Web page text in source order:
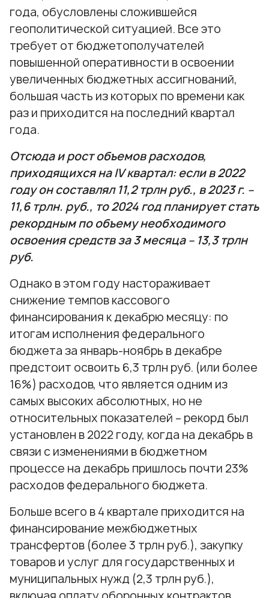
года, обусловлены сложившейся
геополитической ситуацией. Все это
требует от бюджетополучателей
повышенной оперативности в освоении
увеличенных бюджетных ассигнований,
большая часть из которых по времени как
раз и приходится на последний квартал
года.
Отсюда и рост объемов расходов,
приходящихся на IV квартал: если в 2022
году он составлял 11,2 трлн руб., в 2023 г. –
11,6 трлн. руб., то 2024 год планирует стать
рекордным по объему необходимого
освоения средств за 3 месяца – 13,3 трлн
руб.
Однако в этом году настораживает
снижение темпов кассового
финансирования к декабрю месяцу: по
итогам исполнения федерального
бюджета за январь-ноябрь в декабре
предстоит освоить 6,3 трлн руб. (или более
16%) расходов, что является одним из
самых высоких абсолютных, но не
относительных показателей – рекорд был
установлен в 2022 году, когда на декабрь в
связи с изменениями в бюджетном
процессе на декабрь пришлось почти 23%
расходов федерального бюджета.
Больше всего в 4 квартале приходится на
финансирование межбюджетных
трансфертов (более 3 трлн руб.), закупку
товаров и услуг для государственных и
муниципальных нужд (2,3 трлн руб.),